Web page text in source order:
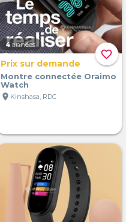
favorite_border
4 années
Prix sur demande
Montre connectée Oraimo
Watch
location_on Kinshasa, RDC